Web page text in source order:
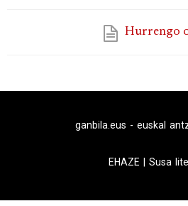
Hurrengo
ganbila.eus - euskal
EHAZE Susa